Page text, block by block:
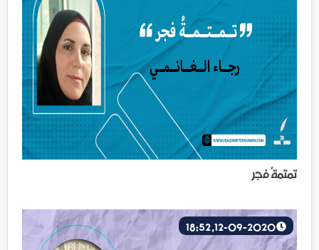
تمتمةُ فجر